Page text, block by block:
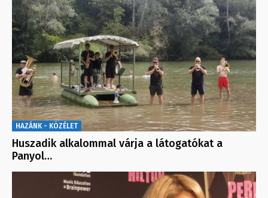
HAZÁNK - KÖZÉLET
Huszadik alkalommal várja a látogatókat a
Panyol…